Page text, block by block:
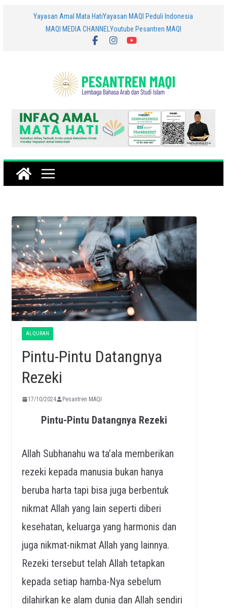
Yayasan Amal Mata HatiYayasan MAQI Peduli Indonesia
MAQI MEDIA CHANNEL Youtube Pesantren MAQI
AL-QURAN
Pintu-Pintu Datangnya
Rezeki
17/10/2024 Pesantren MAQI
Pintu-Pintu Datangnya Rezeki
Allah Subhanahu wa ta’ala memberikan
rezeki kepada manusia bukan hanya
beruba harta tapi bisa juga berbentuk
nikmat Allah yang lain seperti diberi
kesehatan, keluarga yang harmonis dan
juga nikmat-nikmat Allah yang lainnya.
Rezeki tersebut telah Allah tetapkan
kepada setiap hamba-Nya sebelum
dilahirkan ke alam dunia dan Allah sendiri